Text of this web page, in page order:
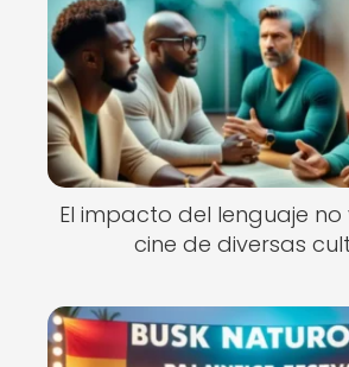
El impacto del lenguaje
cine de diversas